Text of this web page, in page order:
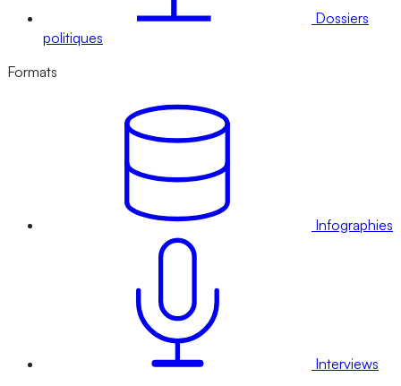
Dossiers
politiques
Formats
Infographies
Interviews